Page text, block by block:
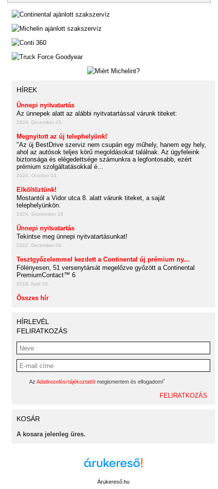
HÍREK
Ünnepi nyitvatartás
Az ünnepek alatt az alábbi nyitvatartással várunk titeket:
2024. December 23.
Megnyitott az új telephelyünk!
"Az új BestDrive szerviz nem csupán egy műhely, hanem egy hely,
ahol az autósok teljes körű megoldásokat találnak. Az ügyfeleink
biztonsága és elégedettsége számunkra a legfontosabb, ezért
prémium szolgáltatásokkal é...
2024. October 03.
Elköltöztünk!
Mostantól a Vidor utca 8. alatt várunk titeket, a saját
telephelyünkön.
2024. September 16.
Ünnepi nyitvatartás
Tekintse meg ünnepi nyitvatartásunkat!
2022. December 09.
Tesztgyőzelemmel kezdett a Continental új prémium ny...
Fölényesen, 51 versenytársát megelőzve győzött a Continental
PremiumContact™ 6
2018. April 19.
Összes hír
HÍRLEVÉL
FELIRATKOZÁS
Az Adatkezelési tájékoztatót megismertem és elfogadom!*
KOSÁR
A kosara jelenleg üres.
Árukereső.hu